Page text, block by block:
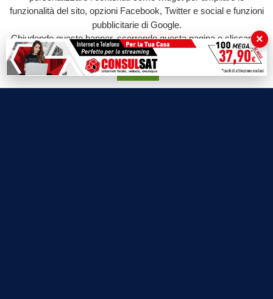
L’Orlando Curioso
Labnews
Le Voci del Parco
Parliamo di…
funzionalità del sito, opzioni Facebook, Twitter e social e funzioni
pubblicitarie di Google.
Chiudendo questo banner, scorrendo questa pagina o cliccando
su qualunque suo elemento acconsenti all'uso dei cookie.
Accetta
×